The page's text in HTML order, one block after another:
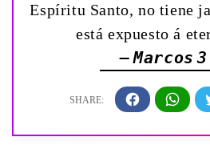
Espíritu Santo, no tiene
está expuesto á
— Marcos